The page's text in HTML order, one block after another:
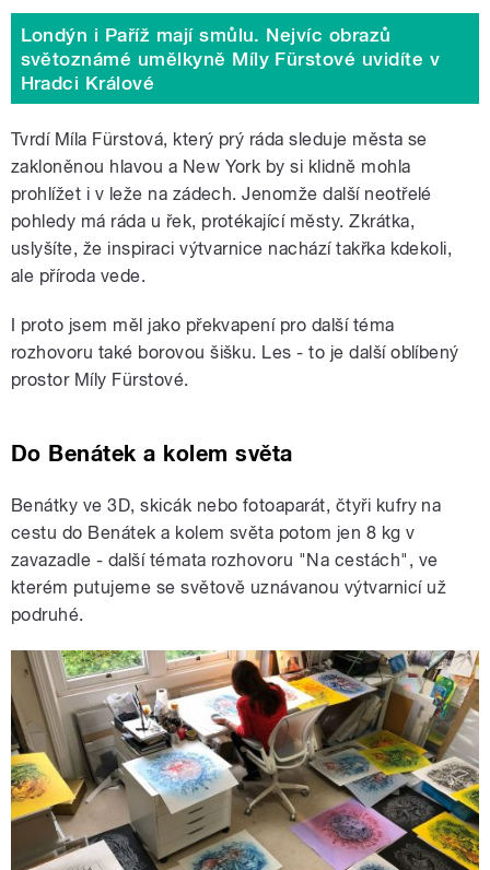
Londýn i Paříž mají smůlu. Nejvíc obrazů
světoznámé umělkyně Míly Fürstové uvidíte v
Hradci Králové
Tvrdí Míla Fürstová, který prý ráda sleduje města se
zakloněnou hlavou a New York by si klidně mohla
prohlížet i v leže na zádech. Jenomže další neotřelé
pohledy má ráda u řek, protékající městy. Zkrátka,
uslyšíte, že inspiraci výtvarnice nachází takřka kdekoli,
ale příroda vede.
I proto jsem měl jako překvapení pro další téma
rozhovoru také borovou šišku. Les - to je další oblíbený
prostor Míly Fürstové.
Do Benátek a kolem světa
Benátky ve 3D, skicák nebo fotoaparát, čtyři kufry na
cestu do Benátek a kolem světa potom jen 8 kg v
zavazadle - další témata rozhovoru "Na cestách", ve
kterém putujeme se světově uznávanou výtvarnicí už
podruhé.